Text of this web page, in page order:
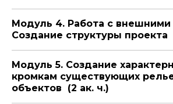
Модуль 4. Работа с
Создание структуры проекта
Модуль 5. Создание
кромкам существующих
объектов (2 ак. ч.)